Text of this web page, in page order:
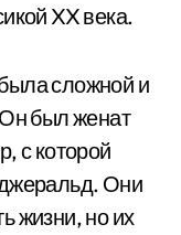
XX века.
сложной и
был женат
с которой
Они
жизни, но их